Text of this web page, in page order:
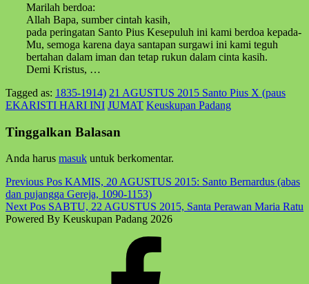
Marilah berdoa:
Allah Bapa, sumber cintah kasih,
pada peringatan Santo Pius Kesepuluh ini kami berdoa kepada-
Mu, semoga karena daya santapan surgawi ini kami teguh
bertahan dalam iman dan tetap rukun dalam cinta kasih.
Demi Kristus, …
Tagged as: 1835-1914) 21 AGUSTUS 2015 Santo Pius X (paus
EKARISTI HARI INI JUMAT Keuskupan Padang
back
main
Tinggalkan Balasan
Anda harus masuk untuk berkomentar.
Post
navigation
Previous Pos KAMIS, 20 AGUSTUS 2015: Santo Bernardus (abas
dan pujangga Gereja, 1090-1153)
Next Pos SABTU, 22 AGUSTUS 2015, Santa Perawan Maria Ratu
Powered By Keuskupan Padang 2026